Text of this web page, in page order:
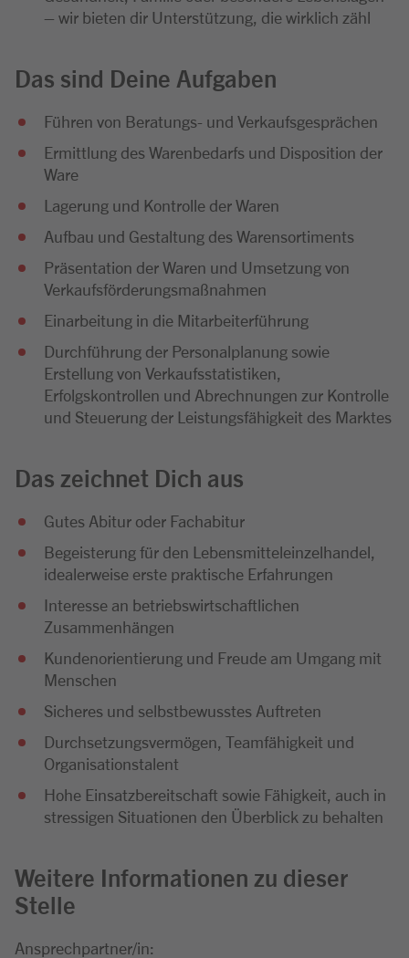
– wir bieten dir Unterstützung, die wirklich zähl
Das sind Deine Aufgaben
Führen von Beratungs- und Verkaufsgesprächen
Ermittlung des Warenbedarfs und Disposition der
Ware
Lagerung und Kontrolle der Waren
Aufbau und Gestaltung des Warensortiments
Präsentation der Waren und Umsetzung von
Verkaufsförderungsmaßnahmen
Einarbeitung in die Mitarbeiterführung
Durchführung der Personalplanung sowie
Erstellung von Verkaufsstatistiken,
Erfolgskontrollen und Abrechnungen zur Kontrolle
und Steuerung der Leistungsfähigkeit des Marktes
Das zeichnet Dich aus
Gutes Abitur oder Fachabitur
Begeisterung für den Lebensmitteleinzelhandel,
idealerweise erste praktische Erfahrungen
Interesse an betriebswirtschaftlichen
Zusammenhängen
Kundenorientierung und Freude am Umgang mit
Menschen
Sicheres und selbstbewusstes Auftreten
Durchsetzungsvermögen, Teamfähigkeit und
Organisationstalent
Hohe Einsatzbereitschaft sowie Fähigkeit, auch in
stressigen Situationen den Überblick zu behalten
Weitere Informationen zu dieser
Stelle
Ansprechpartner/in: